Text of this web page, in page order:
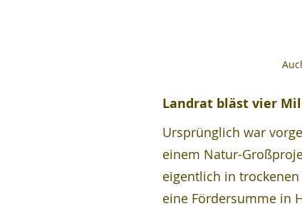
Landrat bläst vier
Ursprünglich war
einem Natur-
eigentlich in
eine Fördersumme in